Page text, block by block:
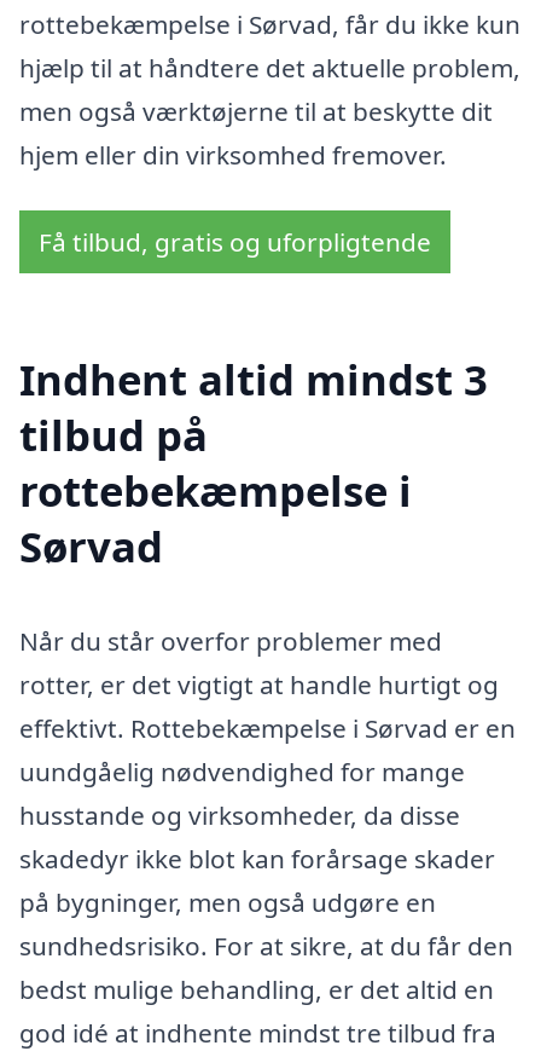
rottebekæmpelse i Sørvad, får du ikke kun
hjælp til at håndtere det aktuelle problem,
men også værktøjerne til at beskytte dit
hjem eller din virksomhed fremover.
Få tilbud, gratis og uforpligtende
Indhent altid mindst 3
tilbud på
rottebekæmpelse i
Sørvad
Når du står overfor problemer med
rotter, er det vigtigt at handle hurtigt og
effektivt. Rottebekæmpelse i Sørvad er en
uundgåelig nødvendighed for mange
husstande og virksomheder, da disse
skadedyr ikke blot kan forårsage skader
på bygninger, men også udgøre en
sundhedsrisiko. For at sikre, at du får den
bedst mulige behandling, er det altid en
god idé at indhente mindst tre tilbud fra